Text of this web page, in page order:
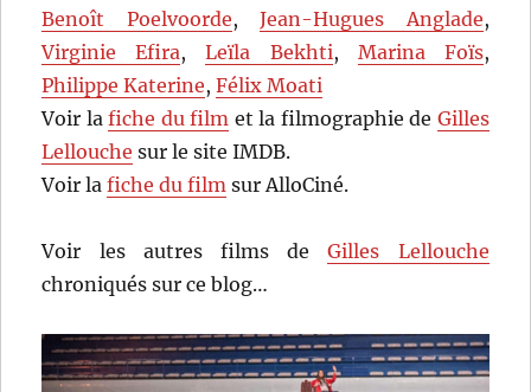
Benoît Poelvoorde,Jean-Hugues Anglade,
Virginie Efira,Leïla Bekhti, Marina Foïs,
Philippe Katerine,Félix Moati
Voir lafiche du film et la filmographie de Gilles
Lellouche sur le site IMDB.
Voir lafiche du film sur AlloCiné.
Voir les autres films deGilles Lellouche
chroniqués sur ce blog…